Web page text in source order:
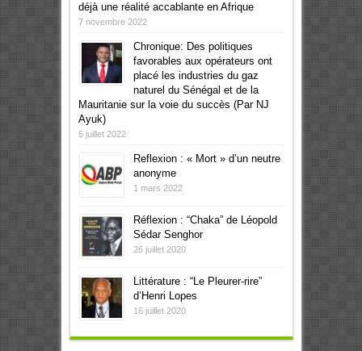
déjà une réalité accablante en Afrique
7 novembre 2022
Chronique: Des politiques
favorables aux opérateurs ont
placé les industries du gaz
naturel du Sénégal et de la
Mauritanie sur la voie du succès (Par NJ
Ayuk)
5 juillet 2022
Reflexion : « Mort » d’un neutre
anonyme
1 mars 2022
Réflexion : “Chaka” de Léopold
Sédar Senghor
26 juillet 2020
Littérature : “Le Pleurer-rire”
d’Henri Lopes
16 juillet 2020